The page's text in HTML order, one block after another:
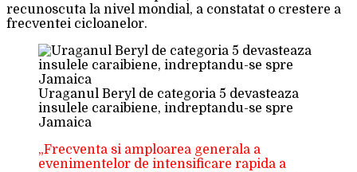
recunoscuta la nivel mondial, a constatat o crestere a
frecventei cicloanelor.
Uraganul Beryl de categoria 5 devasteaza
insulele caraibiene, indreptandu-se spre
Jamaica
„Frecventa si amploarea generala a
evenimentelor de intensificare rapida a